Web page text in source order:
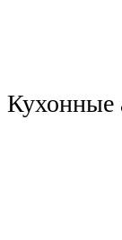
Кухонные